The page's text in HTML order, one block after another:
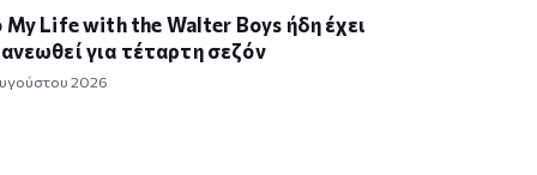
My Life with the Walter Boys ήδη έχει
για τέταρτη σεζόν
2026